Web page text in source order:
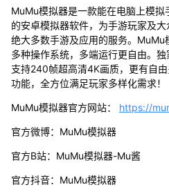
MuMu模拟器是一款能在电脑上模
的安卓模拟器软件，为手游玩家及
绝大多数手游及应用的服务。
多种操作系统，多端运行更自由。独
支持240帧超高清4K画质，更有自
功能，全方位满足玩家多样化需求！
MuMu模拟器官方网站： https://
官方微博：MuMu模拟器
官方B站：MuMu模拟器-Mu酱
官方抖音：MuMu模拟器